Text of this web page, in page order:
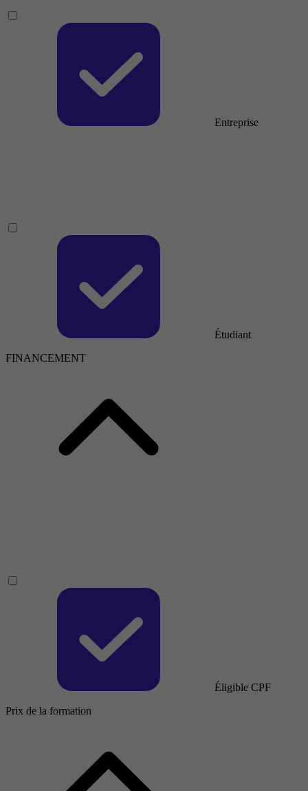
Entreprise
Étudiant
FINANCEMENT
Éligible CPF
Prix de la formation